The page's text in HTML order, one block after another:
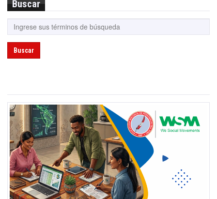
Buscar
Buscar